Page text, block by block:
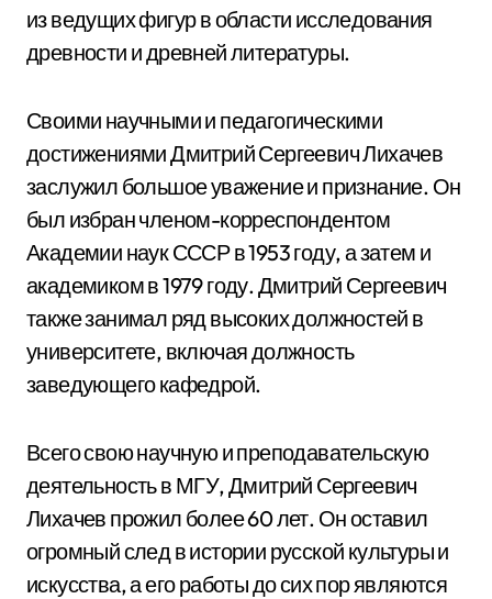
из ведущих фигур в области исследования
древности и древней литературы.
Своими научными и педагогическими
достижениями Дмитрий Сергеевич Лихачев
заслужил большое уважение и признание. Он
был избран членом-корреспондентом
Академии наук СССР в 1953 году, а затем и
академиком в 1979 году. Дмитрий Сергеевич
также занимал ряд высоких должностей в
университете, включая должность
заведующего кафедрой.
Всего свою научную и преподавательскую
деятельность в МГУ, Дмитрий Сергеевич
Лихачев прожил более 60 лет. Он оставил
огромный след в истории русской культуры и
искусства, а его работы до сих пор являются